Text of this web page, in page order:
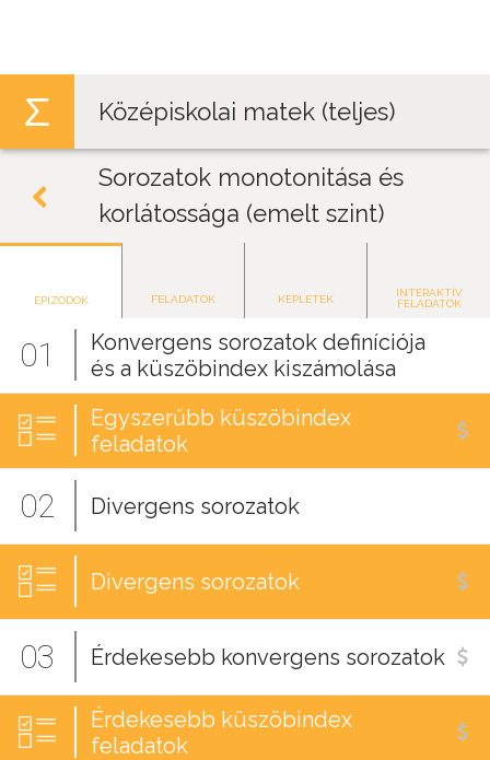
Középiskolai matek (teljes)
Sorozatok monotonitása és
korlátossága (emelt szint)
EPIZÓDOK FELADATOK KÉPLETEK
INTERAKTÍV
FELADATOK
01
Konvergens sorozatok definíciója
és a küszöbindex kiszámolása
Egyszerűbb küszöbindex
feladatok
02 Divergens sorozatok
Divergens sorozatok
03 Érdekesebb konvergens sorozatok
Érdekesebb küszöbindex
feladatok